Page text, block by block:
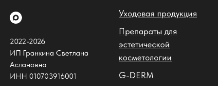
2022-2026
ИП Гранкина Светлана
Аслановна
ИНН 010703916001
Уходовая продукция
Препараты для
эстетической
косметологии
G-DERM